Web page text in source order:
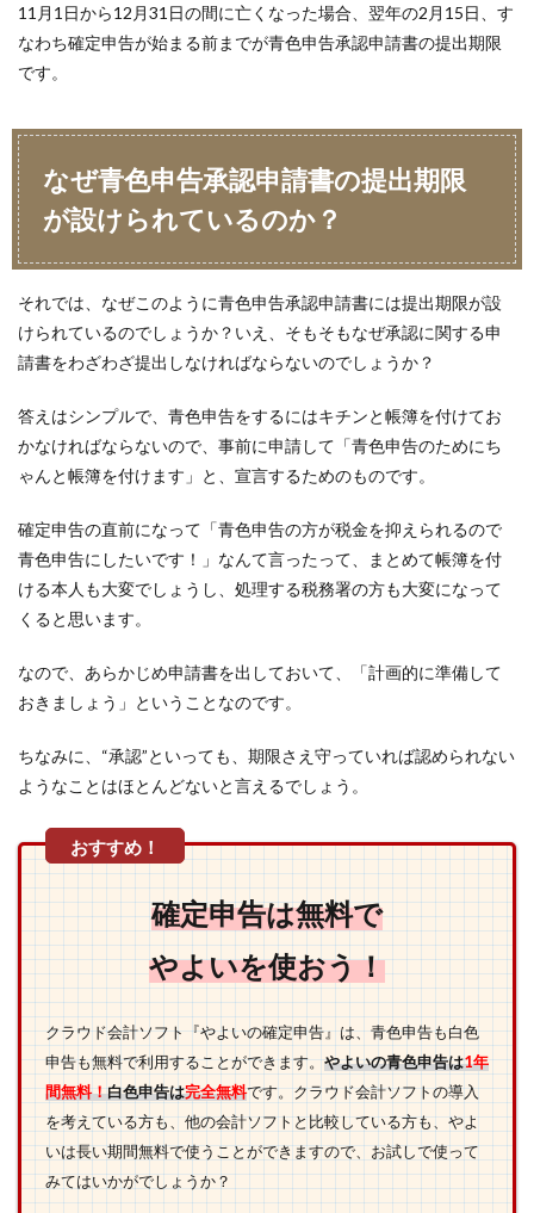
11月1日から12月31日の間に亡くなった場合、翌年の2月15日、す
なわち確定申告が始まる前までが青色申告承認申請書の提出期限
です。
なぜ青色申告承認申請書の提出期限
が設けられているのか？
それでは、なぜこのように青色申告承認申請書には提出期限が設
けられているのでしょうか？いえ、そもそもなぜ承認に関する申
請書をわざわざ提出しなければならないのでしょうか？
答えはシンプルで、青色申告をするにはキチンと帳簿を付けてお
かなければならないので、事前に申請して「青色申告のためにち
ゃんと帳簿を付けます」と、宣言するためのものです。
確定申告の直前になって「青色申告の方が税金を抑えられるので
青色申告にしたいです！」なんて言ったって、まとめて帳簿を付
ける本人も大変でしょうし、処理する税務署の方も大変になって
くると思います。
なので、あらかじめ申請書を出しておいて、「計画的に準備して
おきましょう」ということなのです。
ちなみに、“承認”といっても、期限さえ守っていれば認められない
ようなことはほとんどないと言えるでしょう。
確定申告は無料で
やよいを使おう！
クラウド会計ソフト『やよいの確定申告』は、青色申告も白色
申告も無料で利用することができます。やよいの青色申告は1年
間無料！白色申告は完全無料です。クラウド会計ソフトの導入
を考えている方も、他の会計ソフトと比較している方も、やよ
いは長い期間無料で使うことができますので、お試しで使って
みてはいかがでしょうか？